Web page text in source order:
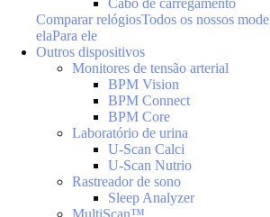
Cabo de carregamento
Comparar relógiosTodos os nossos
elaPara ele
Outros dispositivos
Monitores de tensão arterial
BPM Vision
BPM Connect
BPM Core
Laboratório de urina
U-Scan Calci
U-Scan Nutrio
Rastreador de sono
Sleep Analyzer
MultiScan™